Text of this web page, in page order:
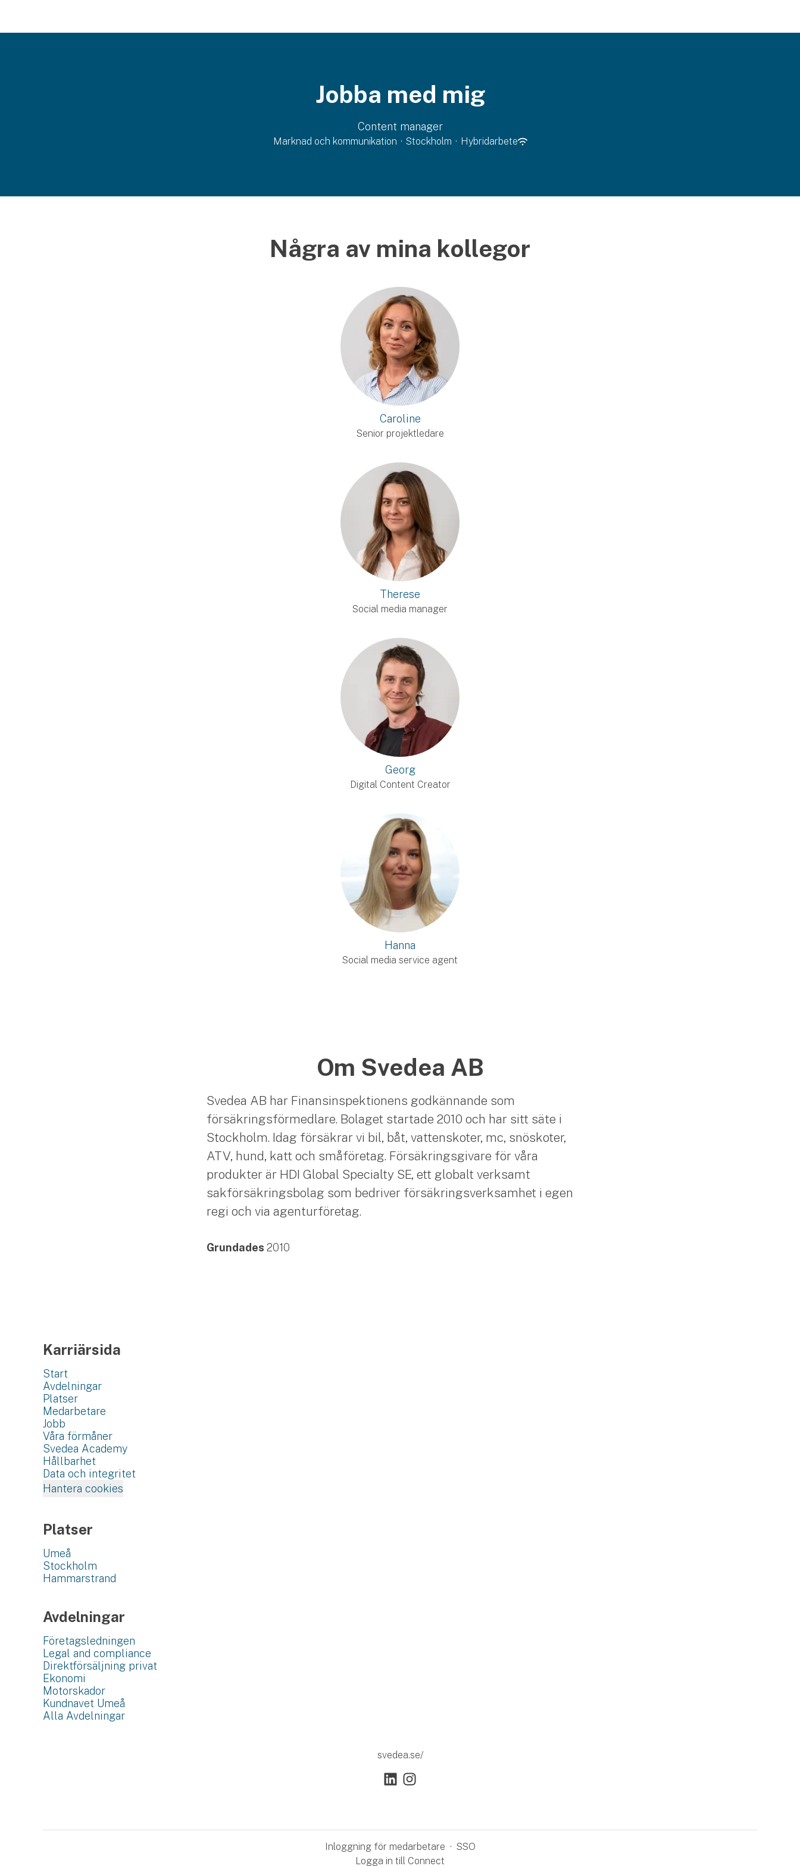
Jobba med mig
Content manager
Marknad och kommunikation · Stockholm · Hybridarbete
Några av mina kollegor
Caroline
Senior projektledare
Therese
Social media manager
Georg
Digital Content Creator
Hanna
Social media service agent
Om Svedea AB
Svedea AB har Finansinspektionens godkännande som
försäkringsförmedlare. Bolaget startade 2010 och har sitt säte i
Stockholm. Idag försäkrar vi bil, båt, vattenskoter, mc, snöskoter,
ATV, hund, katt och småföretag. Försäkringsgivare för våra
produkter är HDI Global Specialty SE, ett globalt verksamt
sakförsäkringsbolag som bedriver försäkringsverksamhet i egen
regi och via agenturföretag.
Grundades 2010
Karriärsida
Start
Avdelningar
Platser
Medarbetare
Jobb
Våra förmåner
Svedea Academy
Hållbarhet
Data och integritet
Hantera cookies
Platser
Umeå
Stockholm
Hammarstrand
Avdelningar
Företagsledningen
Legal and compliance
Direktförsäljning privat
Ekonomi
Motorskador
Kundnavet Umeå
Alla Avdelningar
svedea.se/
Inloggning för medarbetare · SSO
Logga in till Connect